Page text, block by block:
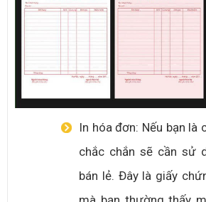
In hóa đơn: Nếu bạn là
chắc chắn sẽ cần sử
bán lẻ. Đây là giấy